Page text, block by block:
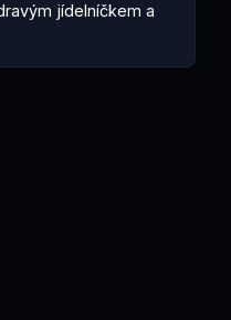
jídelníčkem a